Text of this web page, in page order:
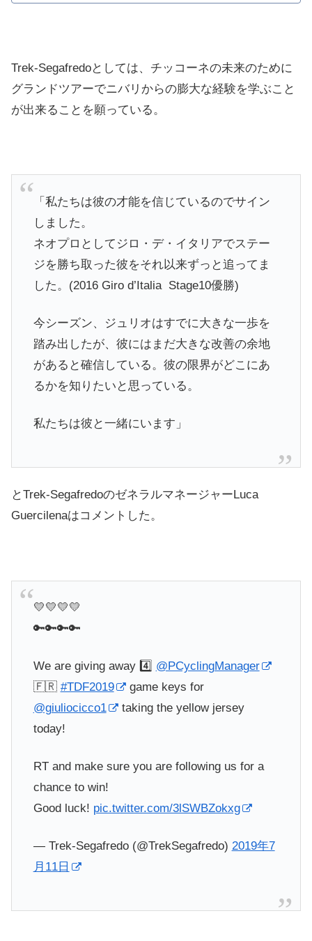
Trek-Segafredoとしては、チッコーネの未来のために
グランドツアーでニバリからの膨大な経験を学ぶこと
が出来ることを願っている。
「私たちは彼の才能を信じているのでサイン
しました。
ネオプロとしてジロ・デ・イタリアでステー
ジを勝ち取った彼をそれ以来ずっと追ってま
した。(2016 Giro d’Italia Stage10優勝)
今シーズン、ジュリオはすでに大きな一歩を
踏み出したが、彼にはまだ大きな改善の余地
があると確信している。彼の限界がどこにあ
るかを知りたいと思っている。
私たちは彼と一緒にいます」
とTrek-SegafredoのゼネラルマネージャーLuca
Guercilenaはコメントした。
💛💛💛💛
🔑🔑🔑🔑
We are giving away 4️⃣ @PCyclingManager
🇫🇷 #TDF2019
game keys for
@giuliocicco1
taking the yellow jersey
today!
RT and make sure you are following us for a
chance to win!
Good luck! pic.twitter.com/3lSWBZokxg
— Trek-Segafredo (@TrekSegafredo) 2019年7
月11日